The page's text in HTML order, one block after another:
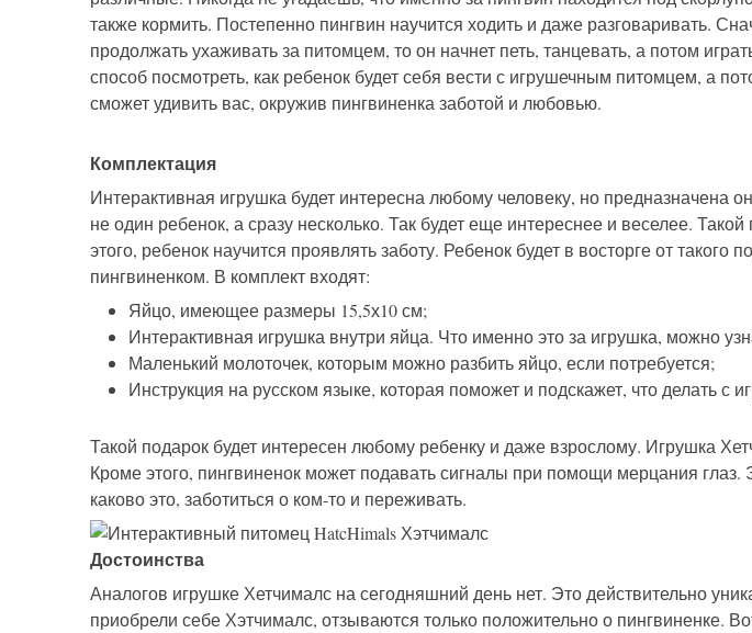
также кормить. Постепенно пингвин научится ходить и даже разговаривать.
продолжать ухаживать за питомцем, то он начнет петь, танцевать, а потом
способ посмотреть, как ребенок будет себя вести с игрушечным питомцем, а
сможет удивить вас, окружив пингвиненка заботой и любовью.
Комплектация
Интерактивная игрушка будет интересна любому человеку, но предназначена
не один ребенок, а сразу несколько. Так будет еще интереснее и веселее.
этого, ребенок научится проявлять заботу. Ребенок будет в восторге от
пингвиненком. В комплект входят:
Яйцо, имеющее размеры 15,5х10 см;
Интерактивная игрушка внутри яйца. Что именно это за игрушка, можно
Маленький молоточек, которым можно разбить яйцо, если потребуется;
Инструкция на русском языке, которая поможет и подскажет, что делать с
Такой подарок будет интересен любому ребенку и даже взрослому. Игрушка
Кроме этого, пингвиненок может подавать сигналы при помощи мерцания
каково это, заботиться о ком-то и переживать.
Достоинства
Аналогов игрушке Хетчималс на сегодняшний день нет. Это действительно
приобрели себе Хэтчималс, отзываются только положительно о пингвиненке.